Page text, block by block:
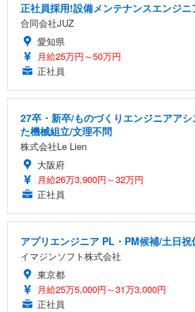
正社員採用!設備メンテナンスエンジニ
合同会社JUZ
愛知県
月給25万円～50万円
正社員
27卒・新卒/ものづくりエンジニアア
た機械組立/文理不問
株式会社Le Lien
大阪府
月給26万3,900円～32万円
正社員
アプリエンジニア PL・PM候補/土日
イマジンソフト株式会社
東京都
月給25万5,000円～31万3,000円
正社員